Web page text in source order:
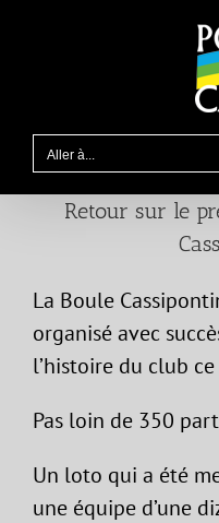
Aller à...
Retour sur le
La Boule
organisé avec
l’histoire du club
Pas loin de 350
Un loto qui a été
une équipe d’une